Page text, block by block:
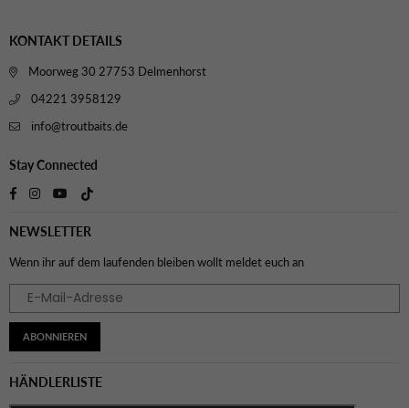
KONTAKT DETAILS
Moorweg 30 27753 Delmenhorst
04221 3958129
info@troutbaits.de
Stay Connected
FacebookInstagram
YouTube
NEWSLETTER
Wenn ihr auf dem laufenden bleiben wollt meldet euch an
ABONNIEREN
HÄNDLERLISTE